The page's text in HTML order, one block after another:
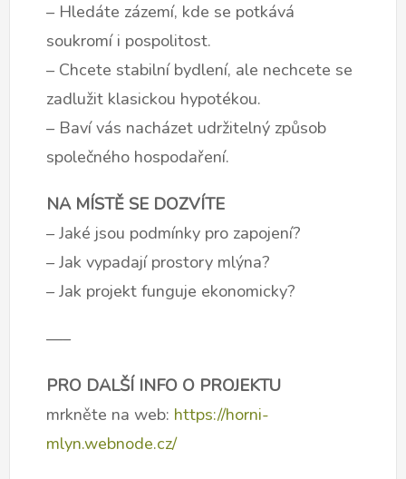
– Hledáte zázemí, kde se potkává
soukromí i pospolitost.
– Chcete stabilní bydlení, ale nechcete se
zadlužit klasickou hypotékou.
– Baví vás nacházet udržitelný způsob
společného hospodaření.
NA MÍSTĚ SE DOZVÍTE
– Jaké jsou podmínky pro zapojení?
– Jak vypadají prostory mlýna?
– Jak projekt funguje ekonomicky?
—–
PRO DALŠÍ INFO O PROJEKTU
mrkněte na web: https://horni-
mlyn.webnode.cz/